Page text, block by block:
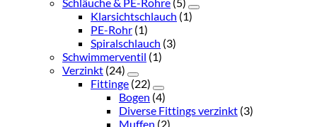
Klarsichtschlauch (1)
PE-Rohr (1)
Spiralschlauch (3)
Schwimmerventil (1)
Verzinkt (24)
Fittinge (22)
Bogen (4)
Diverse Fittings verzinkt (3)
Muffen (2)